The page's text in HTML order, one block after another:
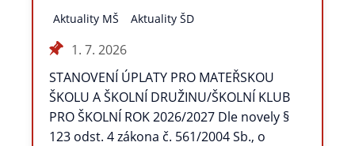
Aktuality MŠ Aktuality ŠD
1. 7. 2026
STANOVENÍ ÚPLATY PRO MATEŘSKOU
ŠKOLU A ŠKOLNÍ DRUŽINU/ŠKOLNÍ KLUB
PRO ŠKOLNÍ ROK 2026/2027 Dle novely §
123 odst. 4 zákona č. 561/2004 Sb., o